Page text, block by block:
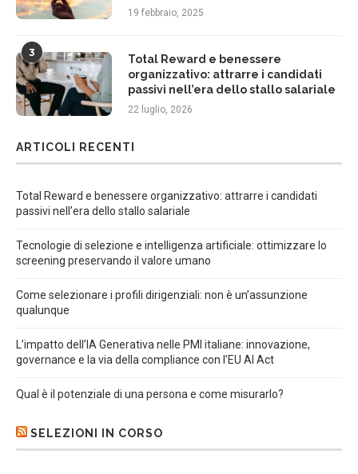
19 febbraio, 2025
3
Total Reward e benessere
organizzativo: attrarre i candidati
passivi nell’era dello stallo salariale
22 luglio, 2026
ARTICOLI RECENTI
Total Reward e benessere organizzativo: attrarre i candidati
passivi nell’era dello stallo salariale
Tecnologie di selezione e intelligenza artificiale: ottimizzare lo
screening preservando il valore umano
Come selezionare i profili dirigenziali: non è un’assunzione
qualunque
L’impatto dell’IA Generativa nelle PMI italiane: innovazione,
governance e la via della compliance con l’EU AI Act
Qual è il potenziale di una persona e come misurarlo?
SELEZIONI IN CORSO